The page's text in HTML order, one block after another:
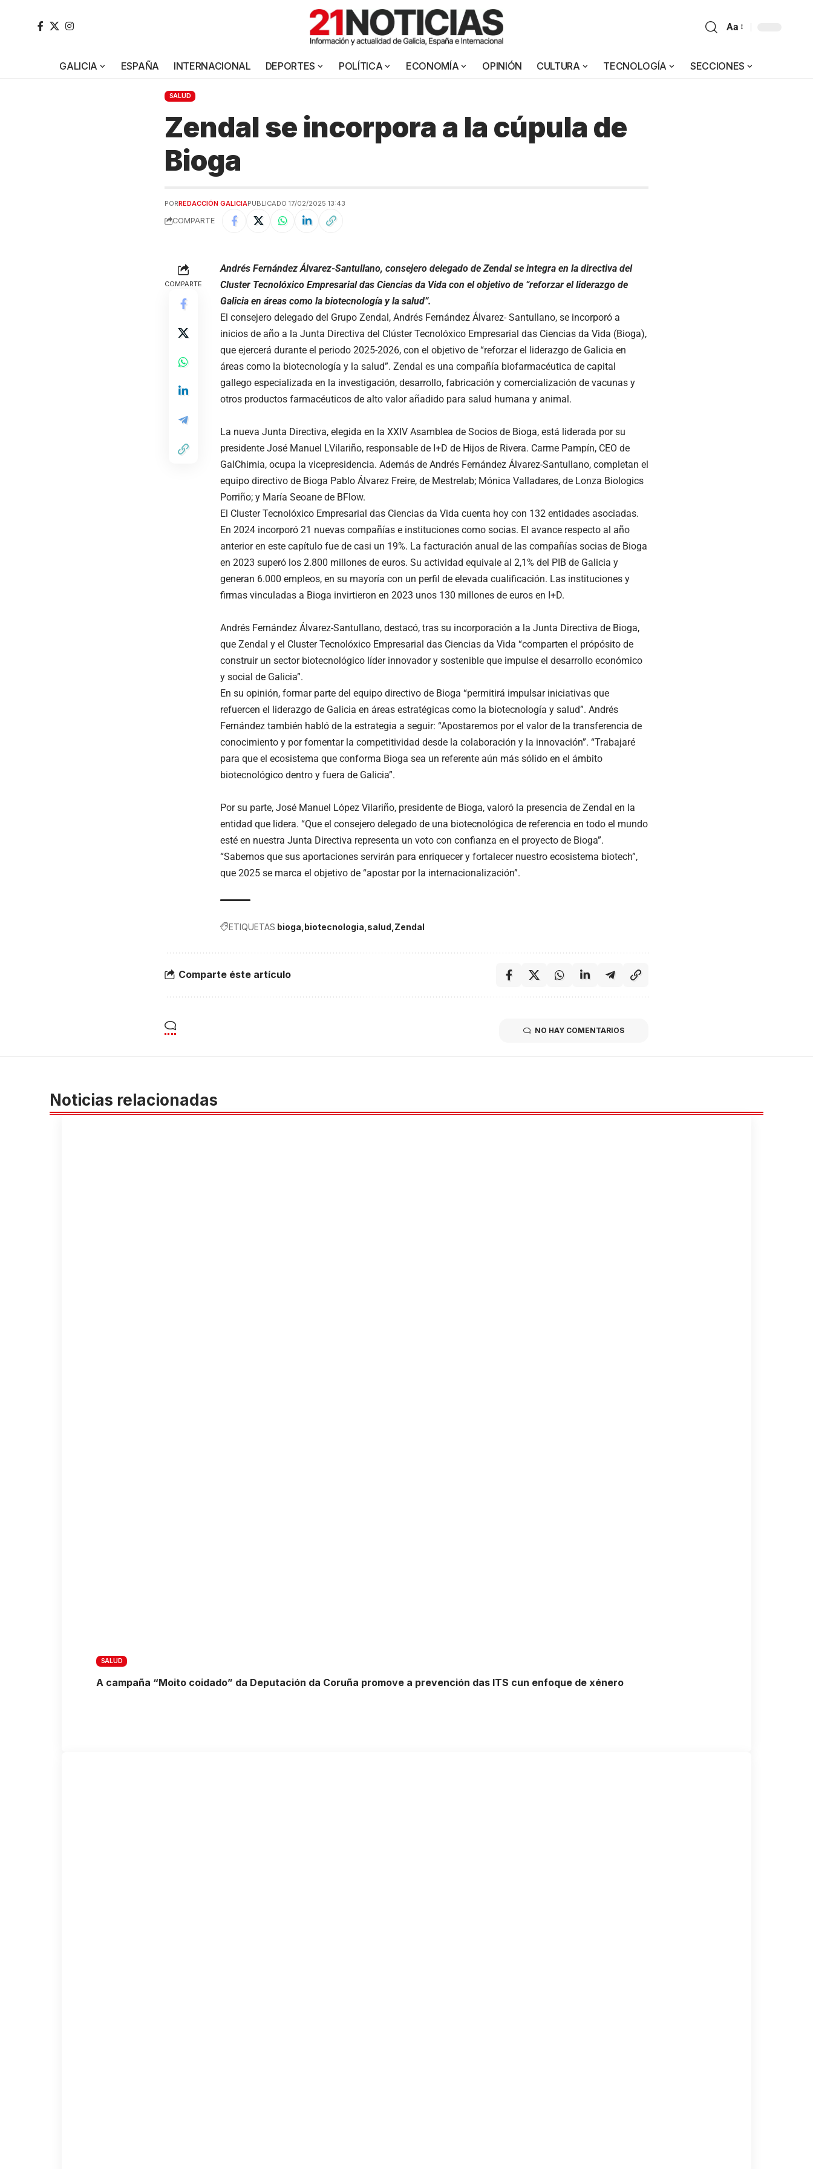
Aa
GALICIA ESPAÑA INTERNACIONAL DEPORTES POLÍTICA ECONOMÍA OPINIÓN CULTURA TECNOLOGÍA SECCIONES
SALUD
Zendal se incorpora a la cúpula de
Bioga
PORREDACCIÓN GALICIAPUBLICADO 17/02/2025 13:43
COMPARTE
COMPARTE
Andrés Fernández Álvarez-Santullano, consejero delegado de Zendal se integra en la directiva del
Cluster Tecnolóxico Empresarial das Ciencias da Vida con el objetivo de “reforzar el liderazgo de
Galicia en áreas como la biotecnología y la salud”.
El consejero delegado del Grupo Zendal, Andrés Fernández Álvarez- Santullano, se incorporó a
inicios de año a la Junta Directiva del Clúster Tecnolóxico Empresarial das Ciencias da Vida (Bioga),
que ejercerá durante el periodo 2025-2026, con el objetivo de “reforzar el liderazgo de Galicia en
áreas como la biotecnología y la salud”. Zendal es una compañía biofarmacéutica de capital
gallego especializada en la investigación, desarrollo, fabricación y comercialización de vacunas y
otros productos farmacéuticos de alto valor añadido para salud humana y animal.
La nueva Junta Directiva, elegida en la XXIV Asamblea de Socios de Bioga, está liderada por su
presidente José Manuel LVilariño, responsable de I+D de Hijos de Rivera. Carme Pampín, CEO de
GalChimia, ocupa la vicepresidencia. Además de Andrés Fernández Álvarez-Santullano, completan el
equipo directivo de Bioga Pablo Álvarez Freire, de Mestrelab; Mónica Valladares, de Lonza Biologics
Porriño; y María Seoane de BFlow.
El Cluster Tecnolóxico Empresarial das Ciencias da Vida cuenta hoy con 132 entidades asociadas.
En 2024 incorporó 21 nuevas compañías e instituciones como socias. El avance respecto al año
anterior en este capítulo fue de casi un 19%. La facturación anual de las compañías socias de Bioga
en 2023 superó los 2.800 millones de euros. Su actividad equivale al 2,1% del PIB de Galicia y
generan 6.000 empleos, en su mayoría con un perfil de elevada cualificación. Las instituciones y
firmas vinculadas a Bioga invirtieron en 2023 unos 130 millones de euros en I+D.
Andrés Fernández Álvarez-Santullano, destacó, tras su incorporación a la Junta Directiva de Bioga,
que Zendal y el Cluster Tecnolóxico Empresarial das Ciencias da Vida “comparten el própósito de
construir un sector biotecnológico líder innovador y sostenible que impulse el desarrollo económico
y social de Galicia”.
En su opinión, formar parte del equipo directivo de Bioga “permitirá impulsar iniciativas que
refuercen el liderazgo de Galicia en áreas estratégicas como la biotecnología y salud”. Andrés
Fernández también habló de la estrategia a seguir: “Apostaremos por el valor de la transferencia de
conocimiento y por fomentar la competitividad desde la colaboración y la innovación”. “Trabajaré
para que el ecosistema que conforma Bioga sea un referente aún más sólido en el ámbito
biotecnológico dentro y fuera de Galicia”.
Por su parte, José Manuel López Vilariño, presidente de Bioga, valoró la presencia de Zendal en la
entidad que lidera. “Que el consejero delegado de una biotecnológica de referencia en todo el mundo
esté en nuestra Junta Directiva representa un voto con confianza en el proyecto de Bioga”.
“Sabemos que sus aportaciones servirán para enriquecer y fortalecer nuestro ecosistema biotech”,
que 2025 se marca el objetivo de “apostar por la internacionalización”.
ETIQUETAS bioga biotecnologia salud Zendal
Comparte éste artículo
NO HAY COMENTARIOS
Noticias relacionadas
SALUD
A campaña “Moito coidado” da Deputación da Coruña promove a prevención das ITS cun enfoque de xénero